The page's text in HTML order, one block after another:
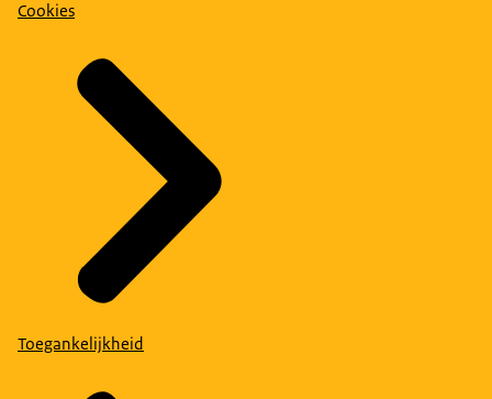
Cookies
Toegankelijkheid